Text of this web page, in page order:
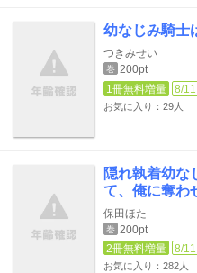
幼なじみ騎士
つきみせい
巻 200pt
1冊無料増量
8/
お気に入り：29人
隠れ執着幼な
て、俺に奪わ
保田ほた
巻 200pt
2冊無料増量
8/
お気に入り：282人